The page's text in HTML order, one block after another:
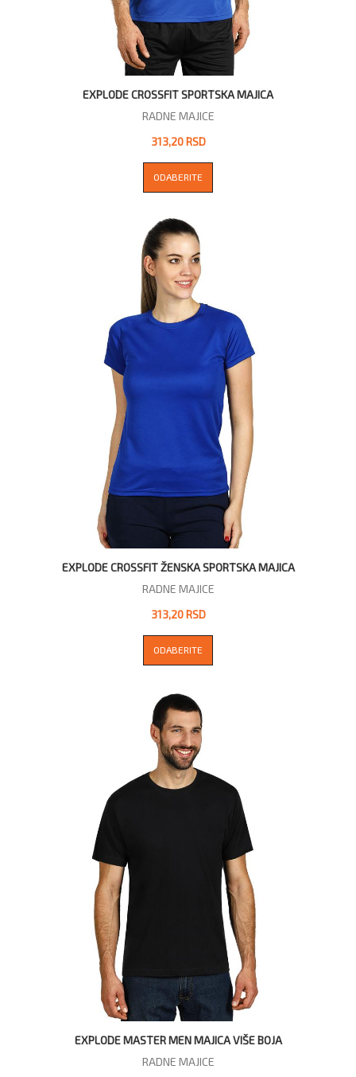
EXPLODE CROSSFIT SPORTSKA MAJICA
RADNE MAJICE
313,20 RSD
ODABERITE
EXPLODE CROSSFIT ŽENSKA SPORTSKA MAJICA
RADNE MAJICE
313,20 RSD
ODABERITE
EXPLODE MASTER MEN MAJICA VIŠE BOJA
RADNE MAJICE